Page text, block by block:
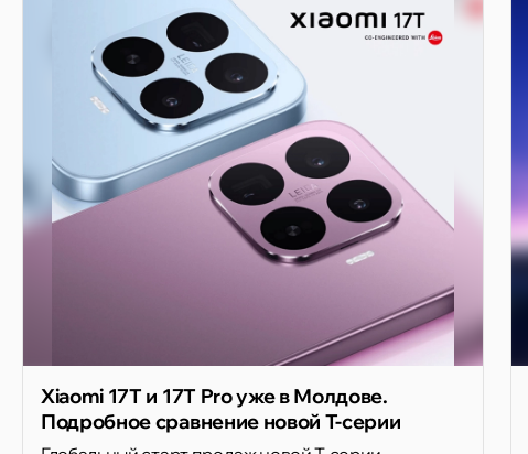
Xiaomi 17T и 17T Pro уже в Молдове.
Подробное сравнение новой T-серии